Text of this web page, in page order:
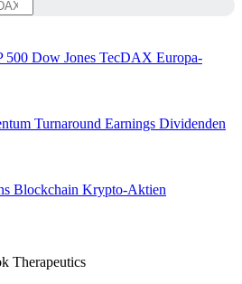
500 Dow Jones TecDAX Europa-
Turnaround Earnings Dividenden
Blockchain Krypto-Aktien
Therapeutics